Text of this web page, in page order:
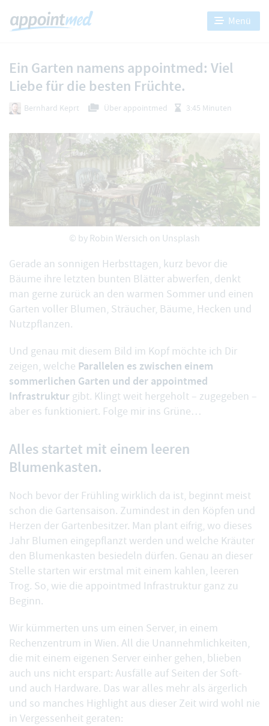
Menü
Ein Garten namens appointmed: Viel
Liebe für die besten Früchte.
Bernhard Keprt Über appointmed 3:45 Minuten
© by Robin Wersich on Unsplash
Gerade an sonnigen Herbsttagen, kurz bevor die
Bäume ihre letzten bunten Blätter abwerfen, denkt
man gerne zurück an den warmen Sommer und einen
Garten voller Blumen, Sträucher, Bäume, Hecken und
Nutzpflanzen.
Und genau mit diesem Bild im Kopf möchte ich Dir
zeigen, welche Parallelen es zwischen einem
sommerlichen Garten und der appointmed
Infrastruktur gibt. Klingt weit hergeholt – zugegeben –
aber es funktioniert. Folge mir ins Grüne…
Alles startet mit einem leeren
Blumenkasten.
Noch bevor der Frühling wirklich da ist, beginnt meist
schon die Gartensaison. Zumindest in den Köpfen und
Herzen der Gartenbesitzer. Man plant eifrig, wo dieses
Jahr Blumen eingepflanzt werden und welche Kräuter
den Blumenkasten besiedeln dürfen. Genau an dieser
Stelle starten wir erstmal mit einem kahlen, leeren
Trog. So, wie die appointmed Infrastruktur ganz zu
Beginn.
Wir kümmerten uns um einen Server, in einem
Rechenzentrum in Wien. All die Unannehmlichkeiten,
die mit einem eigenen Server einher gehen, blieben
auch uns nicht erspart: Ausfälle auf Seiten der Soft-
und auch Hardware. Das war alles mehr als ärgerlich
und so manches Highlight aus dieser Zeit wird wohl nie
in Vergessenheit geraten: